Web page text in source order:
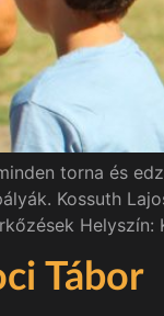
torna és
Kossuth
Tábor